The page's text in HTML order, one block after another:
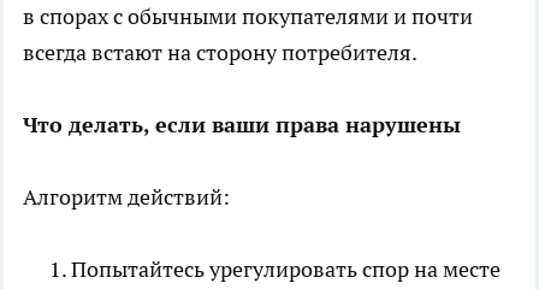
в спорах с обычными покупателями и почти
всегда встают на сторону потребителя.
Что делать, если ваши права нарушены
Алгоритм действий:
Попытайтесь урегулировать спор на месте